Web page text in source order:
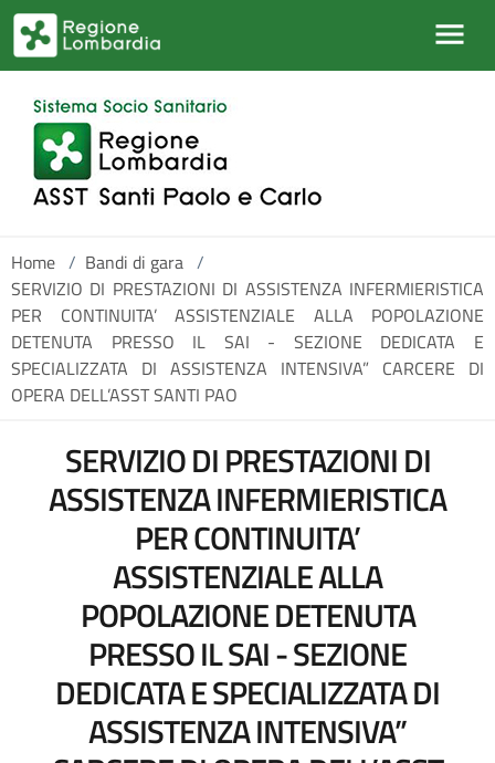
Salta al contenuto principale
Home / Bandi di gara /
SERVIZIO DI PRESTAZIONI DI ASSISTENZA INFERMIERISTICA
PER CONTINUITA’ ASSISTENZIALE ALLA POPOLAZIONE
DETENUTA PRESSO IL SAI - SEZIONE DEDICATA E
SPECIALIZZATA DI ASSISTENZA INTENSIVA” CARCERE DI
OPERA DELL’ASST SANTI PAO
SERVIZIO DI PRESTAZIONI DI
ASSISTENZA INFERMIERISTICA
PER CONTINUITA’
ASSISTENZIALE ALLA
POPOLAZIONE DETENUTA
PRESSO IL SAI - SEZIONE
DEDICATA E SPECIALIZZATA DI
ASSISTENZA INTENSIVA”